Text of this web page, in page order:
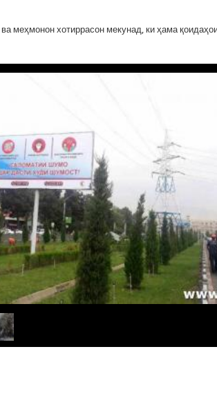
меҳмонон хотиррасон мекунад, ки ҳама